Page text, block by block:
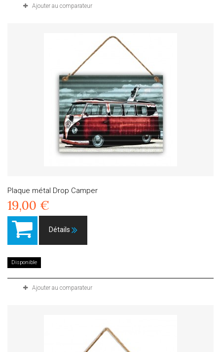
Ajouter au comparateur
Plaque métal Drop Camper
19,00 €
Détails
Disponible
Ajouter au comparateur